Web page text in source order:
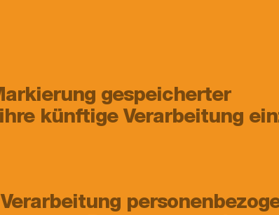
gespeicherter
künftige Verarbeitung